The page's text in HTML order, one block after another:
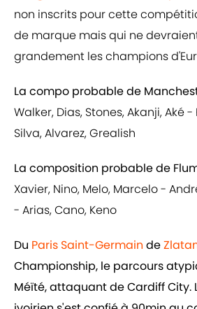
non inscrits pour cette
de marque mais qui ne
grandement les champions
La compo probable de
Walker, Dias, Stones, Akanji, Aké
Silva, Alvarez, Grealish
La composition probable de
Xavier, Nino, Melo, Marcelo -
- Arias, Cano, Keno
Du Paris Saint-Germain de
Championship, le parcours
Méïté, attaquant de Cardiff City.